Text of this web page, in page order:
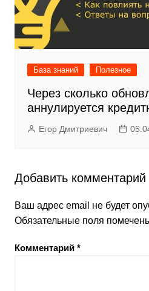
База знаний Полезное
Через сколько
аннулируется
Егор Дмитриевич
Добавить комментарий
Ваш адрес email не будет
Обязательные поля
Комментарий *